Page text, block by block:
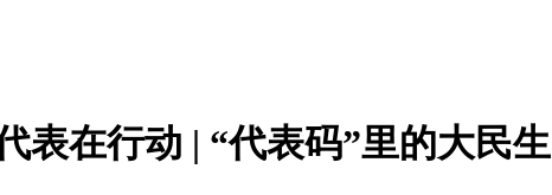
表在行动 | “代表码”里的大民生